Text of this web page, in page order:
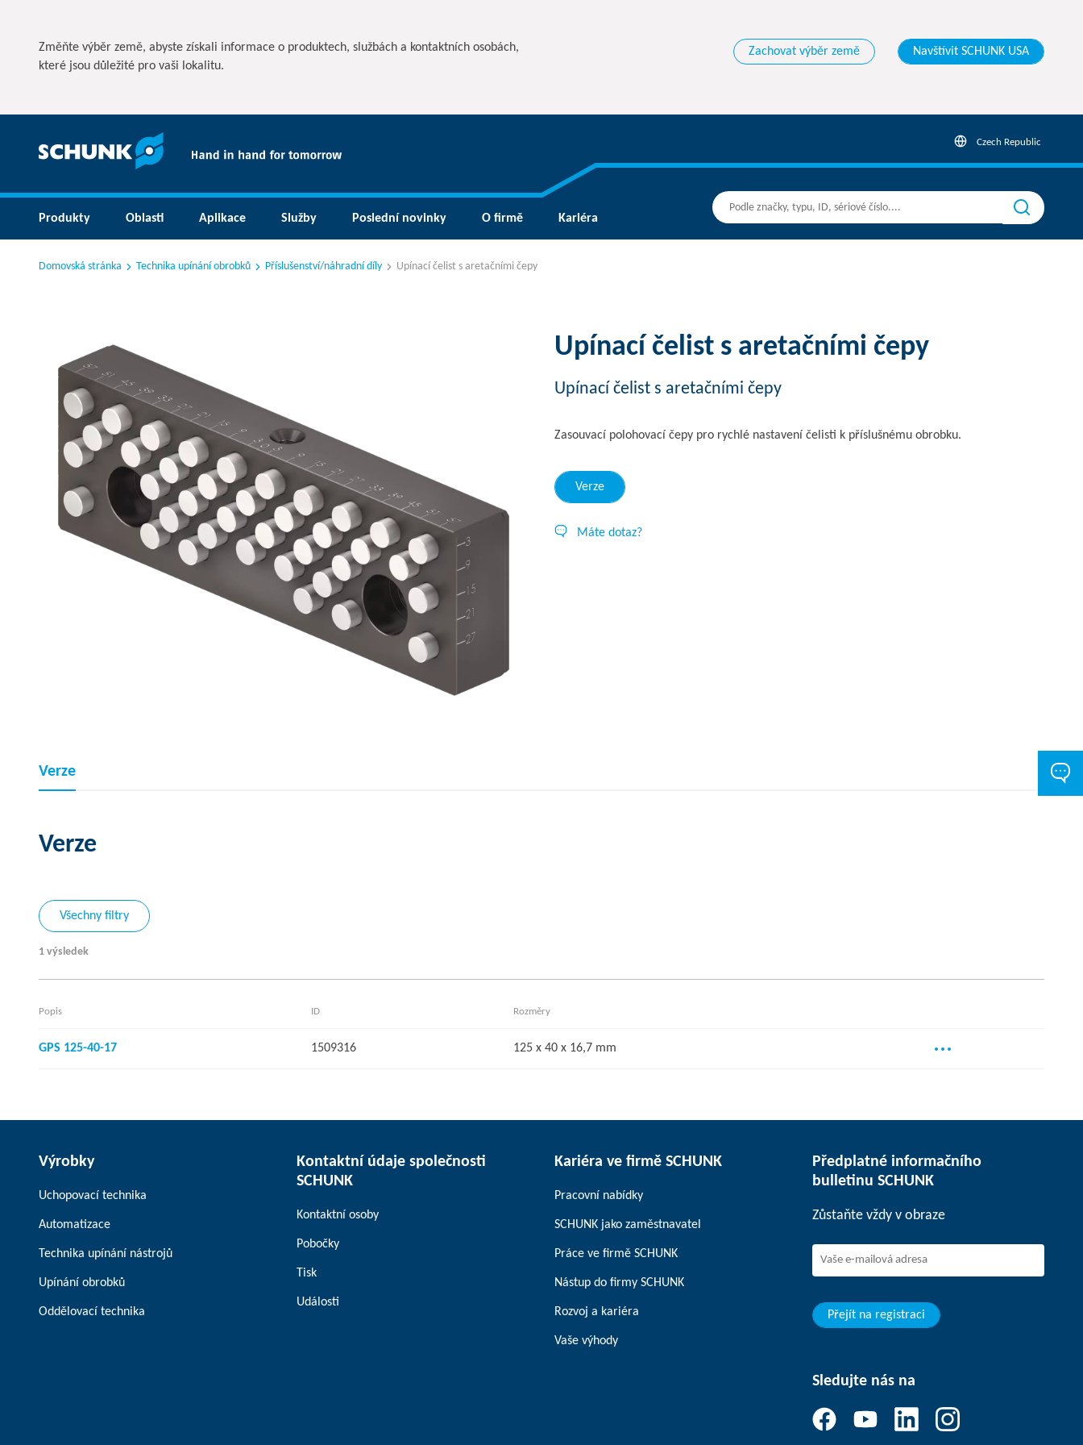
Změňte výběr země, abyste získali informace o produktech, službách a kontaktních osobách,
které jsou důležité pro vaši lokalitu.
Zachovat výběr země Navštívit SCHUNK USA
Czech Republic
Produkty Oblasti Aplikace Služby Poslední novinky O firmě Kariéra
Domovská stránka Technika upínání obrobků Příslušenství/náhradní díly Upínací čelist s aretačními čepy
Upínací čelist s aretačními čepy
Upínací čelist s aretačními čepy
Zasouvací polohovací čepy pro rychlé nastavení čelisti k příslušnému obrobku.
Verze
Máte dotaz?
Verze
Verze
Všechny filtry
1 výsledek
Popis ID Rozměry
GPS 125-40-17 1509316 125 x 40 x 16,7 mm
Výrobky
Uchopovací technika
Automatizace
Technika upínání nástrojů
Upínání obrobků
Oddělovací technika
Kontaktní údaje společnosti
SCHUNK
Kontaktní osoby
Pobočky
Tisk
Události
Kariéra ve firmě SCHUNK
Pracovní nabídky
SCHUNK jako zaměstnavatel
Práce ve firmě SCHUNK
Nástup do firmy SCHUNK
Rozvoj a kariéra
Vaše výhody
Předplatné informačního
bulletinu SCHUNK
Zůstaňte vždy v obraze
Přejít na registraci
Sledujte nás na